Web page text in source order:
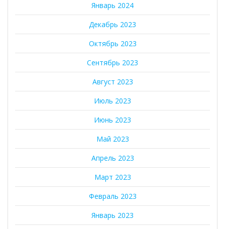
Январь 2024
Декабрь 2023
Октябрь 2023
Сентябрь 2023
Август 2023
Июль 2023
Июнь 2023
Май 2023
Апрель 2023
Март 2023
Февраль 2023
Январь 2023